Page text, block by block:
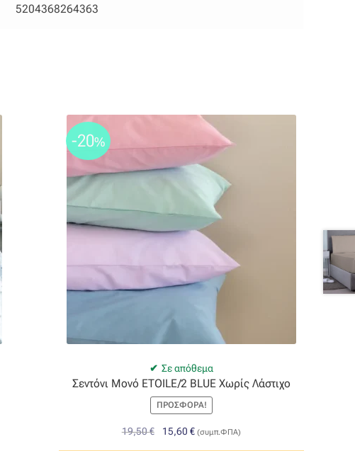
5204368264363
Σε απόθεμα
-20%
Σεντόνι Μονό ETOILE/2 BLUE Χωρίς Λάστιχο
ΠΡΟΣΦΟΡΆ!
19,50€
Original
15,60€Η(συμπ.ΦΠΑ)